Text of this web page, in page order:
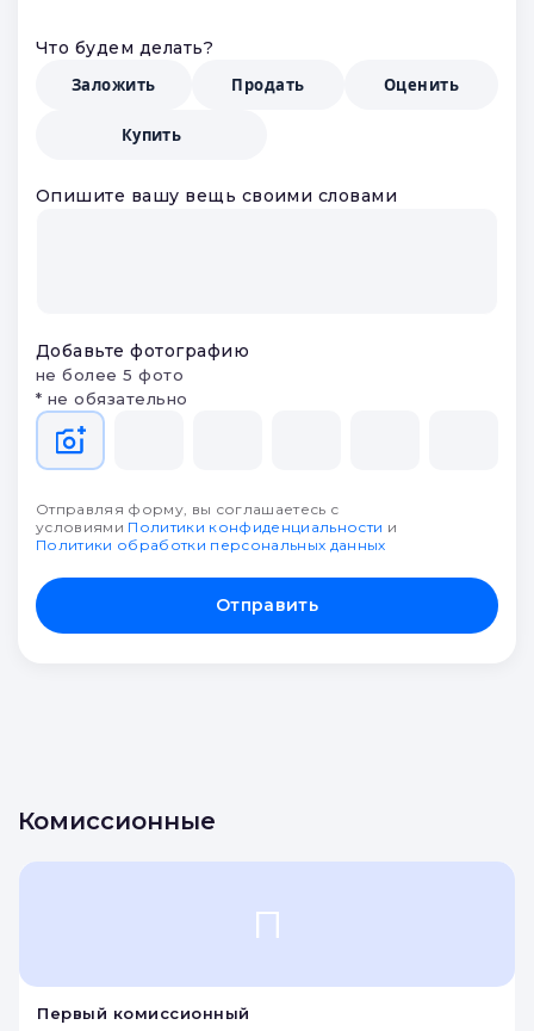
Что будем делать?
Заложить
Продать Оценить
Купить
Опишите вашу вещь своими словами
Добавьте фотографию
не более 5 фото
* не обязательно
Отправляя форму, вы соглашаетесь с
условиями Политики конфиденциальности и
Политики обработки персональных данных
Отправить
Комиссионные
П
Первый комиссионный